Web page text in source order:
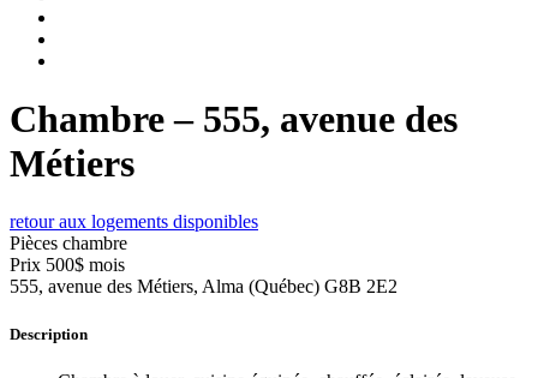
Chambre – 555, avenue des
Métiers
retour aux logements disponibles
Pièces chambre
Prix 500$ mois
555, avenue des Métiers, Alma (Québec) G8B 2E2
Description